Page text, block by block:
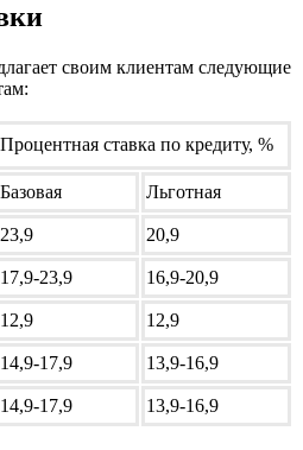
своим клиентам следующие
Процентная ставка по кредиту, %
Базовая Льготная
23,9 20,9
17,9-23,9 16,9-20,9
12,9 12,9
14,9-17,9 13,9-16,9
14,9-17,9 13,9-16,9